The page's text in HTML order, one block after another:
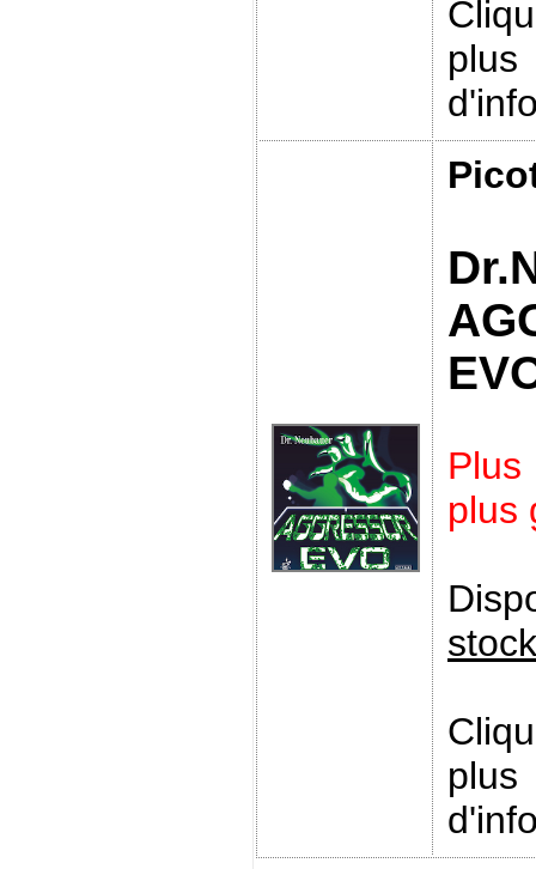
plus
plus
stock
plus